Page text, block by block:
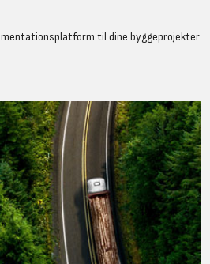
til dine byggeprojekter